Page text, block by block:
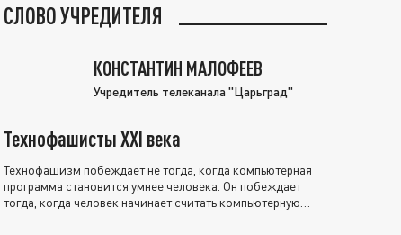
СЛОВО УЧРЕДИТЕЛЯ
КОНСТАНТИН МАЛОФЕЕВ
Учредитель телеканала "Царьград"
Технофашисты XXI века
Технофашизм побеждает не тогда, когда компьютерная
программа становится умнее человека. Он побеждает
тогда, когда человек начинает считать компьютерную